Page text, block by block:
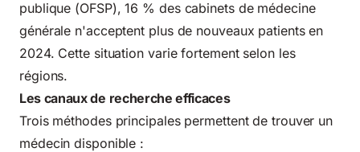
publique (OFSP), 16 % des cabinets de médecine
générale n'acceptent plus de nouveaux patients en
2024. Cette situation varie fortement selon les
régions.
Les canaux de recherche efficaces
Trois méthodes principales permettent de trouver un
médecin disponible :